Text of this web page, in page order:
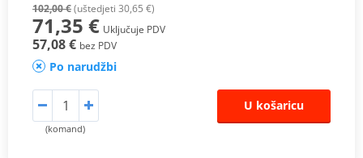
102,00 €(uštedjeti 30,65 €)
71,35 € Uključuje PDV
57,08 € bez PDV
Po narudžbi
(komand)
U košaricu